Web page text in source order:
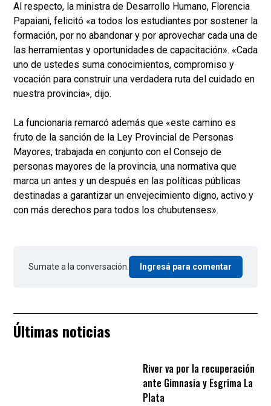
Al respecto, la ministra de Desarrollo Humano, Florencia
Papaiani, felicitó «a todos los estudiantes por sostener la
formación, por no abandonar y por aprovechar cada una de
las herramientas y oportunidades de capacitación». «Cada
uno de ustedes suma conocimientos, compromiso y
vocación para construir una verdadera ruta del cuidado en
nuestra provincia», dijo.
La funcionaria remarcó además que «este camino es
fruto de la sanción de la Ley Provincial de Personas
Mayores, trabajada en conjunto con el Consejo de
personas mayores de la provincia, una normativa que
marca un antes y un después en las políticas públicas
destinadas a garantizar un envejecimiento digno, activo y
con más derechos para todos los chubutenses».
Sumate a la conversación. Ingresá para comentar
Últimas noticias
River va por la recuperación
ante Gimnasia y Esgrima La
Plata